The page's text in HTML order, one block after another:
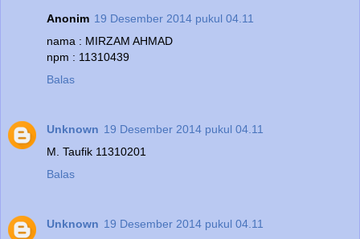
Anonim 19 Desember 2014 pukul 04.11
nama : MIRZAM AHMAD
npm : 11310439
Balas
Unknown 19 Desember 2014 pukul 04.11
M. Taufik 11310201
Balas
Unknown 19 Desember 2014 pukul 04.11